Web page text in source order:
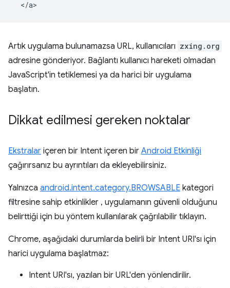
Artık uygulama bulunamazsa URL, kullanıcıları zxing.org
adresine gönderiyor. Bağlantı kullanıcı hareketi olmadan
JavaScript'in tetiklemesi ya da harici bir uygulama
başlatın.
Dikkat edilmesi gereken noktalar
Ekstralar içeren bir Intent içeren bir Android Etkinliği
çağırırsanız bu ayrıntıları da ekleyebilirsiniz.
Yalnızca android.intent.category.BROWSABLE kategori
filtresine sahip etkinlikler , uygulamanın güvenli olduğunu
belirttiği için bu yöntem kullanılarak çağrılabilir tıklayın.
Chrome, aşağıdaki durumlarda belirli bir Intent URI'sı için
harici uygulama başlatmaz:
Intent URI'sı, yazılan bir URL'den yönlendirilir.